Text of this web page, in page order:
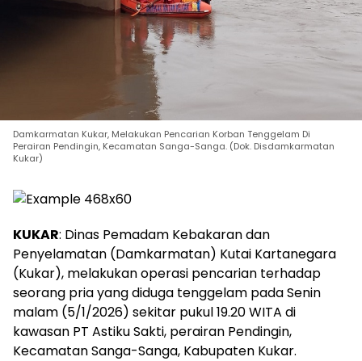
Damkarmatan Kukar, Melakukan Pencarian Korban Tenggelam Di
Perairan Pendingin, Kecamatan Sanga-Sanga. (Dok. Disdamkarmatan
Kukar)
KUKAR: Dinas Pemadam Kebakaran dan
Penyelamatan (Damkarmatan) Kutai Kartanegara
(Kukar), melakukan operasi pencarian terhadap
seorang pria yang diduga tenggelam pada Senin
malam (5/1/2026) sekitar pukul 19.20 WITA di
kawasan PT Astiku Sakti, perairan Pendingin,
Kecamatan Sanga-Sanga, Kabupaten Kukar.